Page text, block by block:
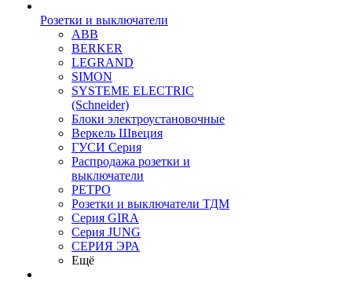
Розетки и выключатели
ABB
BERKER
LEGRAND
SIMON
SYSTEME ELECTRIC
(Schneider)
Блоки электроустановочные
Веркель Швеция
ГУСИ Серия
Распродажа розетки и
выключатели
РЕТРО
Розетки и выключатели ТДМ
Серия GIRA
Серия JUNG
СЕРИЯ ЭРА
Ещё